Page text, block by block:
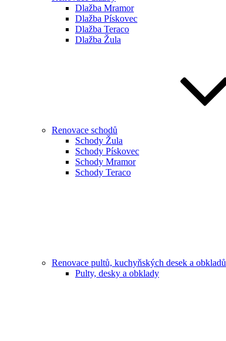
Dlažba Mramor
Dlažba Pískovec
Dlažba Teraco
Dlažba Žula
Renovace schodů
Schody Žula
Schody Pískovec
Schody Mramor
Schody Teraco
Renovace pultů, kuchyňských desek a obkladů
Pulty, desky a obklady